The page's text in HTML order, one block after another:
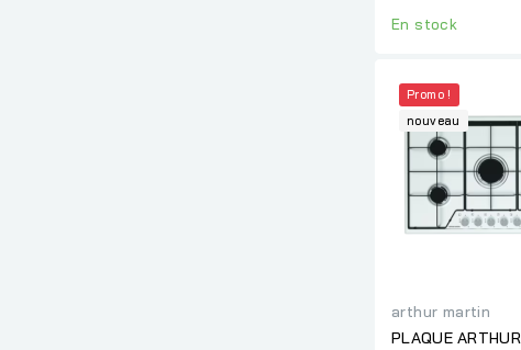
En stock
Promo !
nouveau
arthur martin
PLAQUE